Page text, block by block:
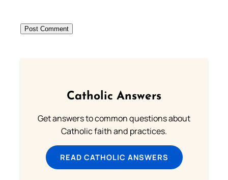
Catholic Answers
Get answers to common questions about
Catholic faith and practices.
READ CATHOLIC ANSWERS